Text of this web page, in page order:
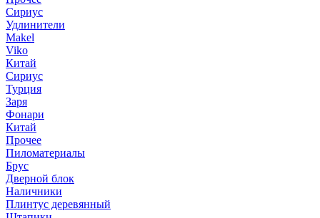
Сириус
Удлинители
Makel
Viko
Китай
Сириус
Турция
Заря
Фонари
Китай
Прочее
Пиломатериалы
Брус
Дверной блок
Наличники
Плинтус деревянный